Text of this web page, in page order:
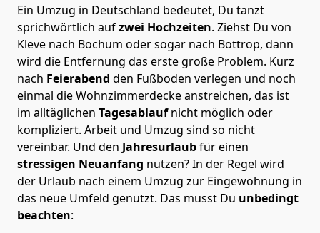
Ein Umzug in Deutschland bedeutet, Du tanzt
sprichwörtlich aufzwei Hochzeiten. Ziehst Du von
Kleve nach Bochum oder sogar nach Bottrop, dann
wird die Entfernung das erste große Problem. Kurz
nach Feierabend den Fußboden verlegen und noch
einmal die Wohnzimmerdecke anstreichen, das ist
im alltäglichen Tagesablaufnicht möglich oder
kompliziert. Arbeit und Umzug sind so nicht
vereinbar. Und den Jahresurlaubfür einen
stressigen Neuanfang nutzen? In der Regel wird
der Urlaub nach einem Umzug zur Eingewöhnung in
das neue Umfeld genutzt. Das musst Du unbedingt
beachten: